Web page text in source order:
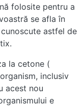
folosite pentru a
se afla în
astfel de
la cetone (
inclusiv
acest nou
e